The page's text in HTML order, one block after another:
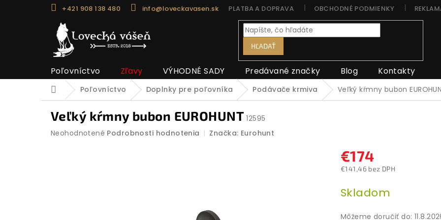
+421 908 138 480 info@loveckavasen.sk PLATBA A DOPRAVA OBCHODNÉ PODMIENKY
HĽADAŤ
Poľovníctvo Zľavy VÝHODNÉ SADY Predávané značky Blog Kontakty
DomovPoľovníctvo Doplnky pre poľovníka Podávače krmiva Veľký kŕmny bubon
Veľký kŕmny bubon EUROHUNT 12595
Priemerné
Neohodnotené Podrobnosti hodnotenia Značka: Eurohunt
€174
€141,46 bez DPH
cena:
Skladom
Môžeme doručiť do: